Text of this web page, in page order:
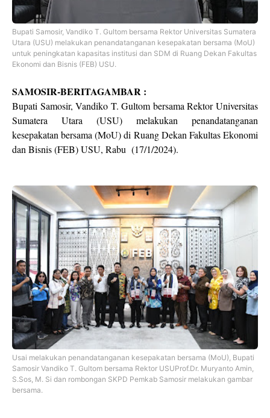
Bupati Samosir, Vandiko T. Gultom bersama Rektor Universitas Sumatera
Utara (USU) melakukan penandatanganan kesepakatan bersama (MoU)
untuk peningkatan kapasitas institusi dan SDM di Ruang Dekan Fakultas
Ekonomi dan Bisnis (FEB) USU.
SAMOSIR-BERITAGAMBAR :
Bupati Samosir, Vandiko T. Gultom bersama Rektor Universitas
Sumatera Utara (USU) melakukan penandatanganan
kesepakatan bersama (MoU) di Ruang Dekan Fakultas Ekonomi
dan Bisnis (FEB) USU, Rabu (17/1/2024).
Usai melakukan penandatanganan kesepakatan bersama (MoU), Bupati
Samosir Vandiko T. Gultom bersama Rektor USUProf.Dr. Muryanto Amin,
S.Sos, M. Si dan rombongan SKPD Pemkab Samosir melakukan gambar
bersama.